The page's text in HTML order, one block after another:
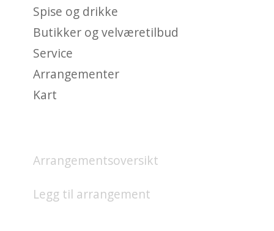
Spise og drikke
Butikker og velværetilbud
Service
Arrangementer
Kart
Arrangementsoversikt
Legg til arrangement